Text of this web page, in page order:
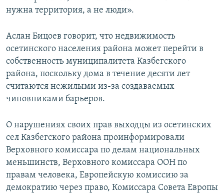
нужна территория, а не люди».
Аслан Бицоев говорит, что недвижимость
осетинского населения района может перейти в
собственность муниципалитета Казбегского
района, поскольку дома в течение десяти лет
считаются нежилыми из-за создаваемых
чиновниками барьеров.
О нарушениях своих прав выходцы из осетинских
сел Казбегского района проинформировали
Верховного комиссара по делам национальных
меньшинств, Верховного комиссара ООН по
правам человека, Европейскую комиссию за
демократию через право, Комиссара Совета Европы